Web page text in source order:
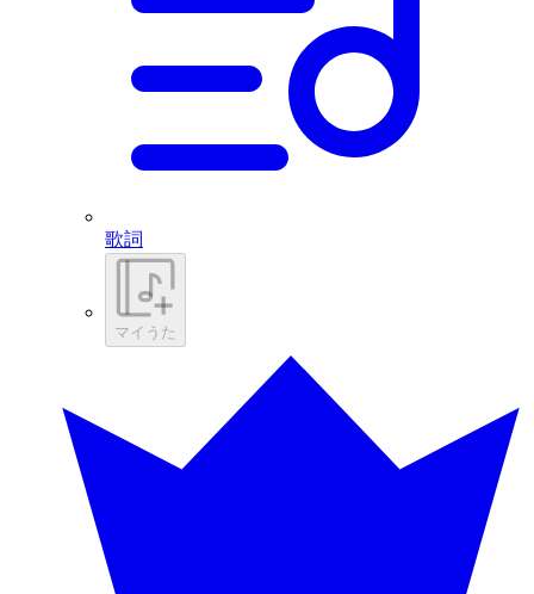
歌詞
マイうた